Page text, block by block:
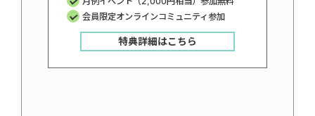
会員限定オンラインコミュニティ参加
特典詳細はこちら